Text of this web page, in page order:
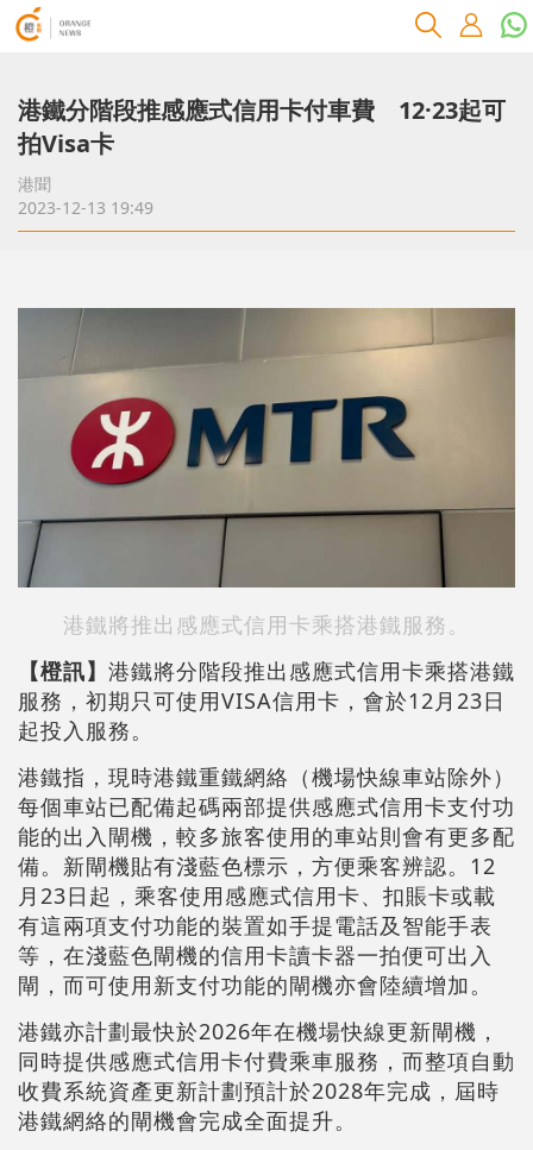
港鐵分階段推感應式信用卡付車費 12·23起可
拍Visa卡
港聞
2023-12-13 19:49
港鐵將推出感應式信用卡乘搭港鐵服務。
【橙訊】 港鐵將分階段推出感應式信用卡乘搭港鐵
服務，初期只可使用VISA信用卡，會於12月23日
起投入服務。
港鐵指，現時港鐵重鐵網絡（機場快線車站除外）
每個車站已配備起碼兩部提供感應式信用卡支付功
能的出入閘機，較多旅客使用的車站則會有更多配
備。新閘機貼有淺藍色標示，方便乘客辨認。12
月23日起，乘客使用感應式信用卡、扣賬卡或載
有這兩項支付功能的裝置如手提電話及智能手表
等，在淺藍色閘機的信用卡讀卡器一拍便可出入
閘，而可使用新支付功能的閘機亦會陸續增加。
港鐵亦計劃最快於2026年在機場快線更新閘機，
同時提供感應式信用卡付費乘車服務，而整項自動
收費系統資產更新計劃預計於2028年完成，屆時
港鐵網絡的閘機會完成全面提升。